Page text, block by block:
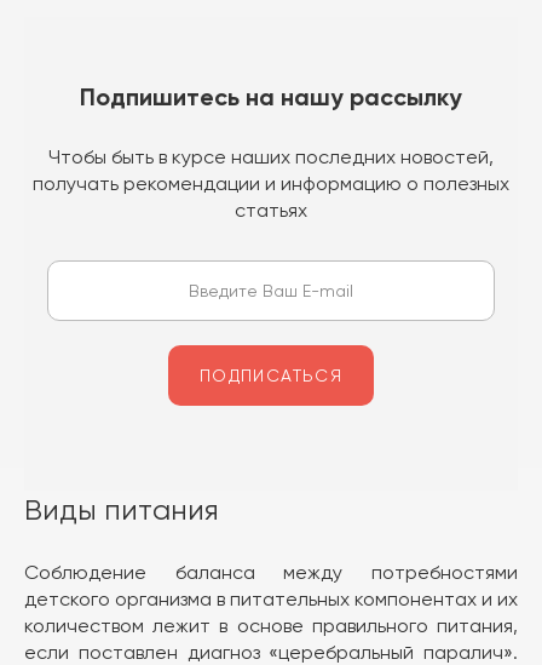
Подпишитесь на нашу рассылку
Чтобы быть в курсе наших последних новостей,
получать рекомендации и информацию о полезных
статьях
Виды питания
Соблюдение баланса между потребностями
детского организма в питательных компонентах и их
количеством лежит в основе правильного питания,
если поставлен диагноз «церебральный паралич».